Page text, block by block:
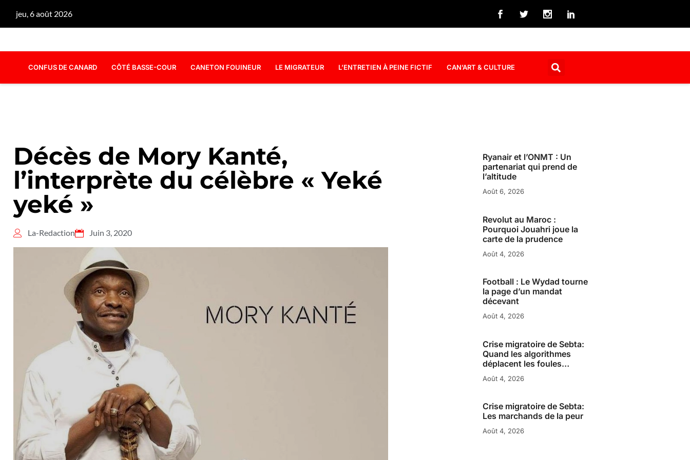
jeu, 6 août 2026
CONFUS DE CANARD CÔTÉ BASSE-COUR CANETON FOUINEUR LE MIGRATEUR L’ENTRETIEN À PEINE FICTIF CAN’ART & CULTURE
Décès de Mory Kanté,
l’interprète du célèbre « Yeké
yeké »
La-Redaction Juin 3, 2020
Ryanair et l’ONMT : Un
partenariat qui prend de
l’altitude
Août 6, 2026
Revolut au Maroc :
Pourquoi Jouahri joue la
carte de la prudence
Août 4, 2026
Football : Le Wydad tourne
la page d’un mandat
décevant
Août 4, 2026
Crise migratoire de Sebta:
Quand les algorithmes
déplacent les foules…
Août 4, 2026
Crise migratoire de Sebta:
Les marchands de la peur
Août 4, 2026